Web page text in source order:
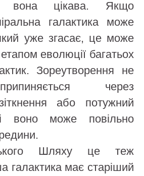
цікава. Якщо
галактика може
уже згасає, це може
еволюції багатьох
Зореутворення не
через
або потужний
воно може повільно
Шляху це теж
галактика має старіший